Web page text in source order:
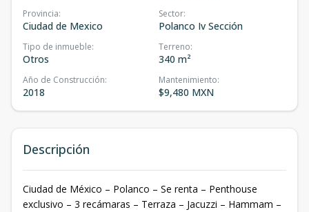
Provincia:
Ciudad de Mexico
Sector:
Polanco Iv Sección
Tipo de inmueble:
Otros
Terreno:
340 m²
Año de Construcción:
2018
Mantenimiento:
$9,480 MXN
Descripción
Ciudad de México – Polanco – Se renta – Penthouse
exclusivo – 3 recámaras – Terraza – Jacuzzi – Hammam –